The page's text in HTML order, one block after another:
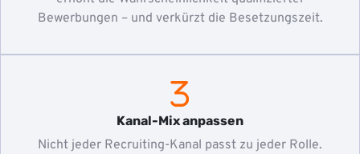
Bewerbungen – und verkürzt die Besetzungszeit.
Kanal-Mix anpassen
Nicht jeder Recruiting-Kanal passt zu jeder Rolle.